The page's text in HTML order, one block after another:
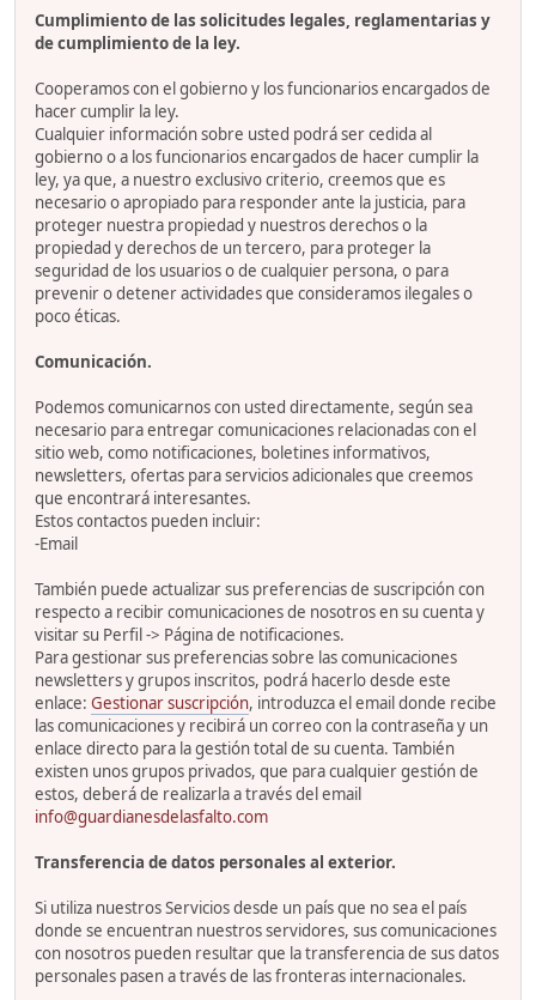
Cumplimiento de las solicitudes legales, reglamentarias y
de cumplimiento de la ley.
Cooperamos con el gobierno y los funcionarios encargados de
hacer cumplir la ley.
Cualquier información sobre usted podrá ser cedida al
gobierno o a los funcionarios encargados de hacer cumplir la
ley, ya que, a nuestro exclusivo criterio, creemos que es
necesario o apropiado para responder ante la justicia, para
proteger nuestra propiedad y nuestros derechos o la
propiedad y derechos de un tercero, para proteger la
seguridad de los usuarios o de cualquier persona, o para
prevenir o detener actividades que consideramos ilegales o
poco éticas.
Comunicación.
Podemos comunicarnos con usted directamente, según sea
necesario para entregar comunicaciones relacionadas con el
sitio web, como notificaciones, boletines informativos,
newsletters, ofertas para servicios adicionales que creemos
que encontrará interesantes.
Estos contactos pueden incluir:
-Email
También puede actualizar sus preferencias de suscripción con
respecto a recibir comunicaciones de nosotros en su cuenta y
visitar su Perfil -> Página de notificaciones.
Para gestionar sus preferencias sobre las comunicaciones
newsletters y grupos inscritos, podrá hacerlo desde este
enlace: Gestionar suscripción, introduzca el email donde recibe
las comunicaciones y recibirá un correo con la contraseña y un
enlace directo para la gestión total de su cuenta. También
existen unos grupos privados, que para cualquier gestión de
estos, deberá de realizarla a través del email
info@guardianesdelasfalto.com
Transferencia de datos personales al exterior.
Si utiliza nuestros Servicios desde un país que no sea el país
donde se encuentran nuestros servidores, sus comunicaciones
con nosotros pueden resultar que la transferencia de sus datos
personales pasen a través de las fronteras internacionales.